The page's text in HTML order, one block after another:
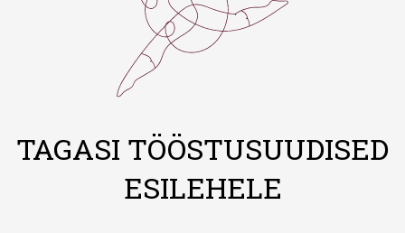
TAGASI TÖÖSTUSUUDISED
ESILEHELE